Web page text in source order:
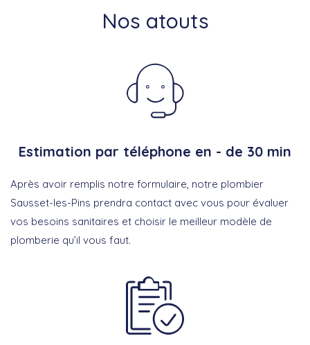
Nos atouts
Estimation par téléphone en - de 30 min
Après avoir remplis notre formulaire, notre plombier
Sausset-les-Pins prendra contact avec vous pour évaluer
vos besoins sanitaires et choisir le meilleur modèle de
plomberie qu’il vous faut.